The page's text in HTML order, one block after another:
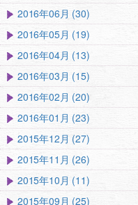
2016年06月 (30)
2016年05月 (19)
2016年04月 (13)
2016年03月 (15)
2016年02月 (20)
2016年01月 (23)
2015年12月 (27)
2015年11月 (26)
2015年10月 (11)
2015年09月 (25)